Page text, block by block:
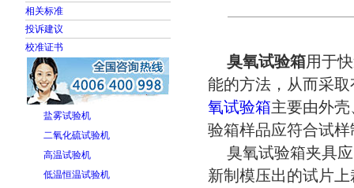
相关标准
投诉建议
校准证书
盐雾试验机
二氧化硫试验机
高温试验机
低温恒温试验机
臭氧试验箱用于
能的方法，从而采
氧试验箱主要由外
验箱样品应符合试
臭氧试验箱夹具应
新制模压出的试片